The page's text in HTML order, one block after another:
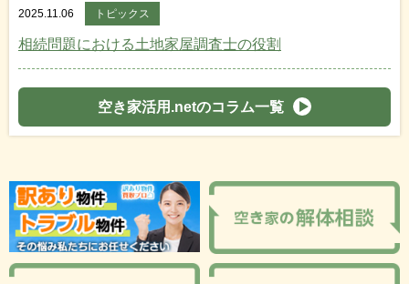
2025.11.06 トピックス
相続問題における土地家屋調査士の役割
空き家活用.netのコラム一覧